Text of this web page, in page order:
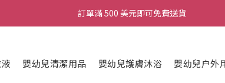
訂單滿 500 美元即可免費送貨
嬰幼兒清潔用品 嬰幼兒護膚沐浴 嬰幼兒户外